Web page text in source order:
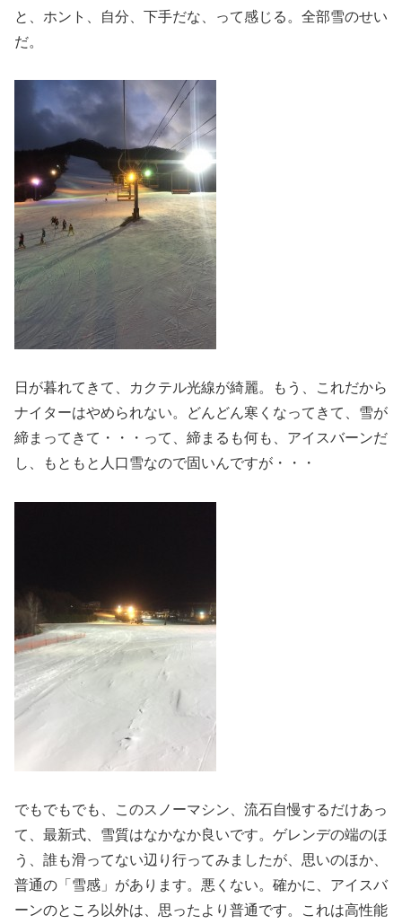
と、ホント、自分、下手だな、って感じる。全部雪のせい
だ。
日が暮れてきて、カクテル光線が綺麗。もう、これだから
ナイターはやめられない。どんどん寒くなってきて、雪が
締まってきて・・・って、締まるも何も、アイスバーンだ
し、もともと人口雪なので固いんですが・・・
でもでもでも、このスノーマシン、流石自慢するだけあっ
て、最新式、雪質はなかなか良いです。ゲレンデの端のほ
う、誰も滑ってない辺り行ってみましたが、思いのほか、
普通の「雪感」があります。悪くない。確かに、アイスバ
ーンのところ以外は、思ったより普通です。これは高性能